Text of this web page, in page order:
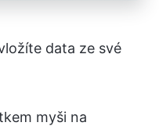
data ze své
myši na